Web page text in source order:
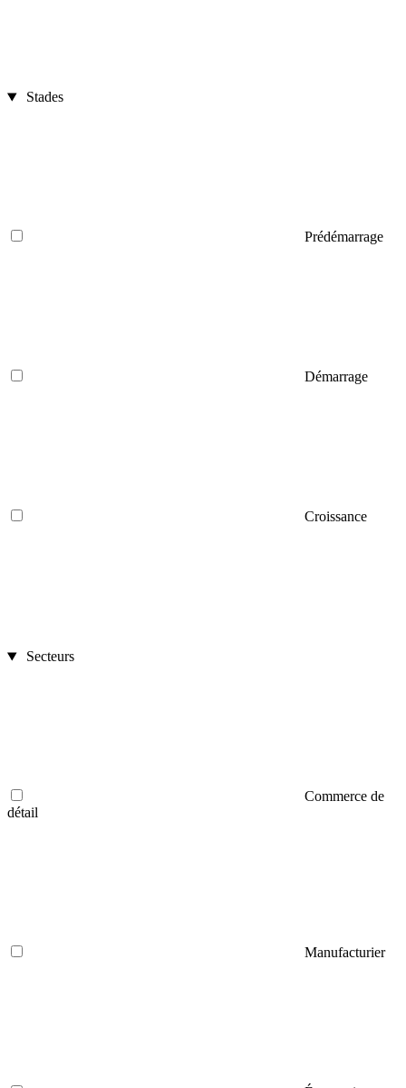
Stades
Prédémarrage
Démarrage
Croissance
Secteurs
Commerce de
détail
Manufacturier